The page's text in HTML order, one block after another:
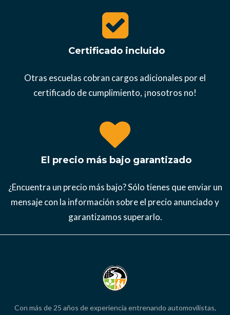
Certificado incluido
Otras escuelas cobran cargos adicionales por el
certificado de cumplimiento, ¡nosotros no!
El precio más bajo garantizado
¿Encuentra un precio más bajo? Sólo tienes que enviar un
mensaje con la información sobre el precio anunciado y
garantizamos superarlo.
Con más de 25 años de experiencia entrenando automovilistas,